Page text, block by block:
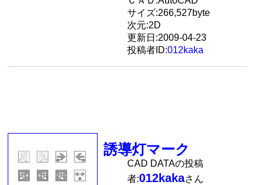
サイズ:266,527byte
次元:2D
更新日:2009-04-23
投稿者ID:012kaka
誘導灯マーク
CAD DATAの投稿
者:012kakaさん